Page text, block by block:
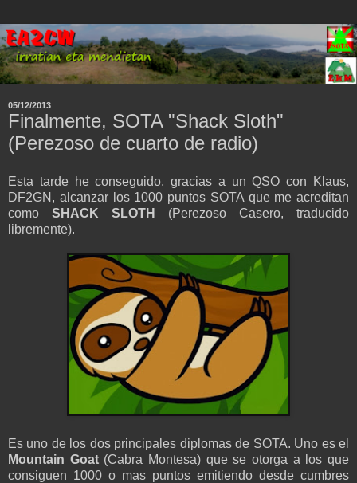
05/12/2013
Finalmente, SOTA "Shack Sloth"
(Perezoso de cuarto de radio)
Esta tarde he conseguido, gracias a un QSO con Klaus,
DF2GN, alcanzar los 1000 puntos SOTA que me acreditan
como SHACK SLOTH (Perezoso Casero, traducido
libremente).
Es uno de los dos principales diplomas de SOTA. Uno es el
Mountain Goat (Cabra Montesa) que se otorga a los que
consiguen 1000 o mas puntos emitiendo desde cumbres